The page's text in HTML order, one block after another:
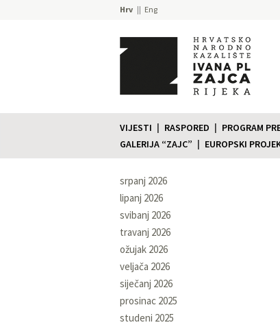
Hrv Eng
VIJESTI RASPORED PROGRAM
GALERIJA “ZAJC”
EUROPSKI
srpanj 2026
lipanj 2026
svibanj 2026
travanj 2026
ožujak 2026
veljača 2026
siječanj 2026
prosinac 2025
studeni 2025